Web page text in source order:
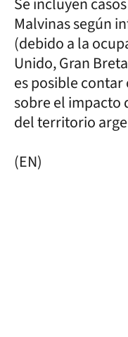
Malvinas según
(debido a la
Unido, Gran
es posible
sobre el impacto
del territorio
(EN)